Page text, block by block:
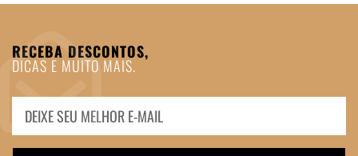
RECEBA DESCONTOS,
DICAS E MUITO MAIS.